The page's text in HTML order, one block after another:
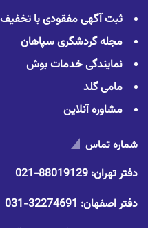
ثبت آگهی مفقودی با تخفیف
مجله گردشگری سپاهان
نمایندگی خدمات بوش
مامی گلد
مشاوره آنلاین
شماره تماس
دفتر تهران: 88019129-021
دفتر اصفهان: 32274691-031